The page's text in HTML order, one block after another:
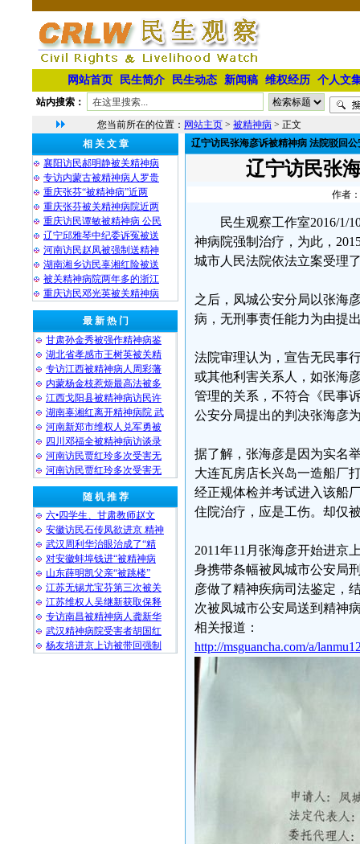
网站首页 民生简介 民生动态 新闻稿 维权经历 个人文
站内搜索：
您当前所在的位置： 网站主页 > 被精神病 > 正文
相 关 文 章
襄阳访民郝明静被关精神病
专访内蒙古被精神病人罗贵
重庆张芬“被精神病”近两
重庆张芬被关精神病院近两
重庆访民谭敏被精神病 公民
辽宁邱雅琴中纪委诉冤被送
河南访民赵凤被强制送精神
湖南湘乡访民辜湘红险被送
被关精神病院两年多的浙江
重庆访民邓光英被关精神病
最 新 热 门
甘肃孙金秀被强作精神病鉴
湖北省孝感市王树英被关精
专访江西被精神病人周彩藩
内蒙杨金枝惹烦最高法被多
江西戈阳县被精神病访民许
湖南辜湘红离开精神病院 武
河南新郑市维权人兑军勇被
四川邓福全被精神病访谈录
河南访民贾红玲多次受害无
河南访民贾红玲多次受害无
随 机 推 荐
六•四学生、甘肃教师赵文
安徽访民石传凤欲进京 精神
武汉周利华治眼治成了“精
对安徽蚌埠钱进“被精神病
山东薛明凯父亲“被跳楼”
江苏无锡尤宝芬第三次被关
江苏维权人吴继新获取保释
专访南昌被精神病人龚新华
武汉精神病院受害者胡国红
杨友培进京上访被带回强制
辽宁访民张海彦诉被精神病 法院驳回
辽宁访民张
作者
民生观察工作室2016/1/
神病院强制治疗，为此，
城市人民法院依法立案受理
之后，凤城公安分局以张海
病，无刑事责任能力为由提
法院审理认为，宣告无民事
或其他利害关系人，如张海
管理的关系，不符合《民事
公安分局提出的判决张海彦
据了解，张海彦是因为实名
大连瓦房店长兴岛一造船厂
经正规体检并考试进入该船
住院治疗，应是工伤。却仅
2011年11月张海彦开始进京
身携带条幅被凤城市公安局
彦做了精神疾病司法鉴定，
次被凤城市公安局送到精神
相关报道：
http://msguancha.com/a/